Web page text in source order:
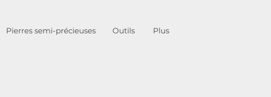
Pierres semi-précieuses Outils More